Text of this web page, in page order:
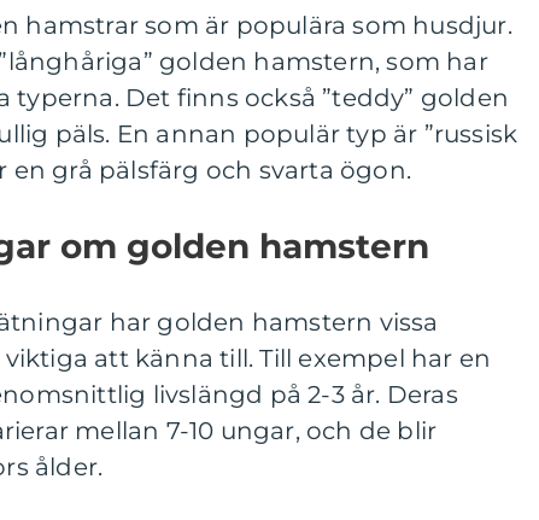
hamstrar som är populära som husdjur.
golden hamstern, som har
typerna. Det finns också ”teddy” golden
päls. En annan populär typ är ”russisk
en grå pälsfärg och svarta ögon.
om golden hamstern
har golden hamstern vissa
att känna till. Till exempel har en
livslängd på 2-3 år. Deras
mellan 7-10 ungar, och de blir
ålder.